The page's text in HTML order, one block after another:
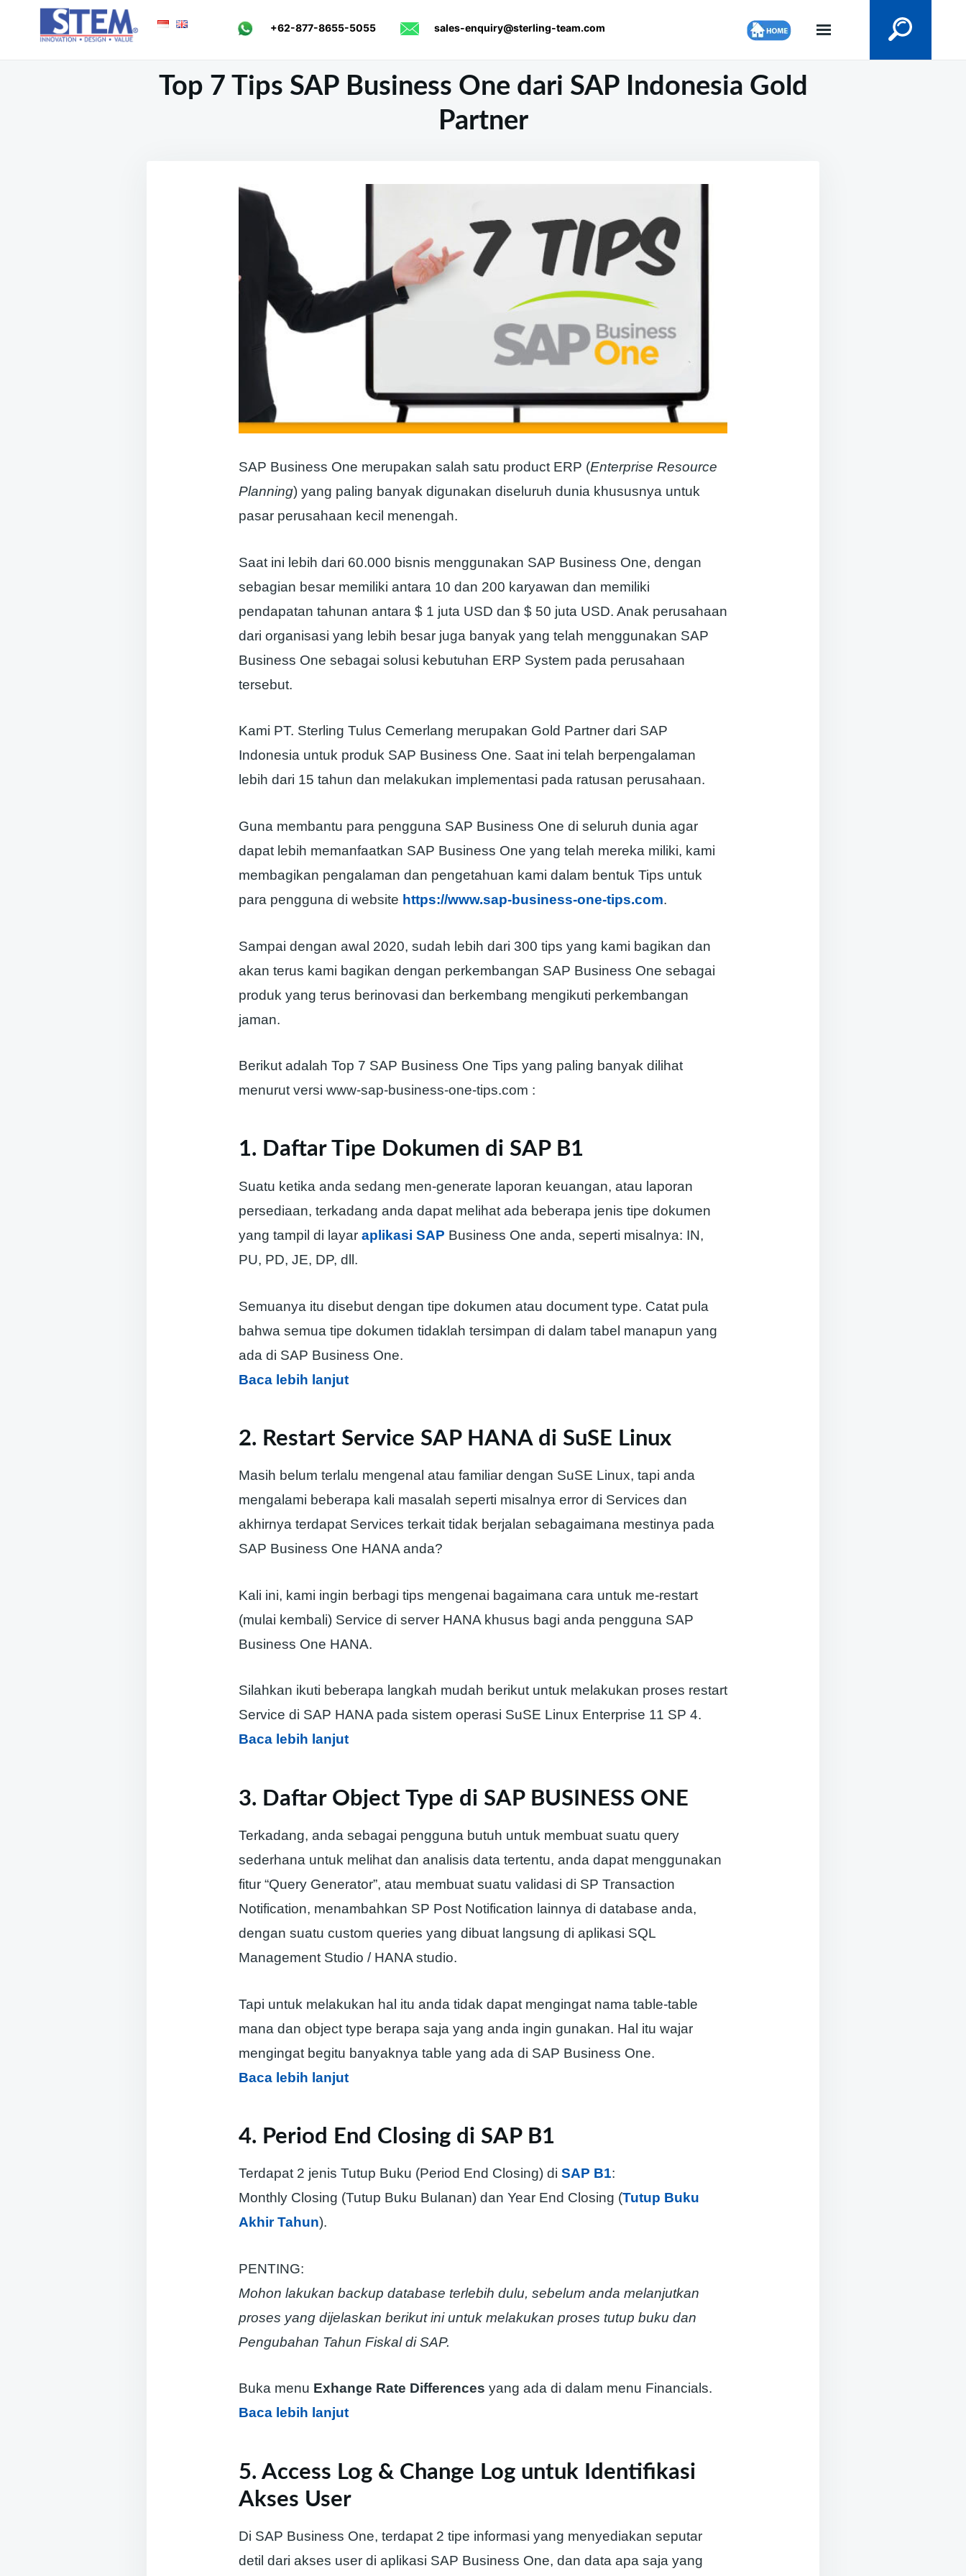
Search
for:
+62-877-8655-5055 sales-enquiry@sterling-team.com
Top 7 Tips SAP Business One dari SAP Indonesia Gold
Partner
SAP Business One merupakan salah satu product ERP (Enterprise Resource
Planning) yang paling banyak digunakan diseluruh dunia khususnya untuk
pasar perusahaan kecil menengah.
Saat ini lebih dari 60.000 bisnis menggunakan SAP Business One, dengan
sebagian besar memiliki antara 10 dan 200 karyawan dan memiliki
pendapatan tahunan antara $ 1 juta USD dan $ 50 juta USD. Anak perusahaan
dari organisasi yang lebih besar juga banyak yang telah menggunakan SAP
Business One sebagai solusi kebutuhan ERP System pada perusahaan
tersebut.
Kami PT. Sterling Tulus Cemerlang merupakan Gold Partner dari SAP
Indonesia untuk produk SAP Business One. Saat ini telah berpengalaman
lebih dari 15 tahun dan melakukan implementasi pada ratusan perusahaan.
Guna membantu para pengguna SAP Business One di seluruh dunia agar
dapat lebih memanfaatkan SAP Business One yang telah mereka miliki, kami
membagikan pengalaman dan pengetahuan kami dalam bentuk Tips untuk
para pengguna di website https://www.sap-business-one-tips.com.
Sampai dengan awal 2020, sudah lebih dari 300 tips yang kami bagikan dan
akan terus kami bagikan dengan perkembangan SAP Business One sebagai
produk yang terus berinovasi dan berkembang mengikuti perkembangan
jaman.
Berikut adalah Top 7 SAP Business One Tips yang paling banyak dilihat
menurut versi www-sap-business-one-tips.com :
1. Daftar Tipe Dokumen di SAP B1
Suatu ketika anda sedang men-generate laporan keuangan, atau laporan
persediaan, terkadang anda dapat melihat ada beberapa jenis tipe dokumen
yang tampil di layar aplikasi SAP Business One anda, seperti misalnya: IN,
PU, PD, JE, DP, dll.
Semuanya itu disebut dengan tipe dokumen atau document type. Catat pula
bahwa semua tipe dokumen tidaklah tersimpan di dalam tabel manapun yang
ada di SAP Business One.
Baca lebih lanjut
2. Restart Service SAP HANA di SuSE Linux
Masih belum terlalu mengenal atau familiar dengan SuSE Linux, tapi anda
mengalami beberapa kali masalah seperti misalnya error di Services dan
akhirnya terdapat Services terkait tidak berjalan sebagaimana mestinya pada
SAP Business One HANA anda?
Kali ini, kami ingin berbagi tips mengenai bagaimana cara untuk me-restart
(mulai kembali) Service di server HANA khusus bagi anda pengguna SAP
Business One HANA.
Silahkan ikuti beberapa langkah mudah berikut untuk melakukan proses restart
Service di SAP HANA pada sistem operasi SuSE Linux Enterprise 11 SP 4.
Baca lebih lanjut
3. Daftar Object Type di SAP BUSINESS ONE
Terkadang, anda sebagai pengguna butuh untuk membuat suatu query
sederhana untuk melihat dan analisis data tertentu, anda dapat menggunakan
fitur “Query Generator”, atau membuat suatu validasi di SP Transaction
Notification, menambahkan SP Post Notification lainnya di database anda,
dengan suatu custom queries yang dibuat langsung di aplikasi SQL
Management Studio / HANA studio.
Tapi untuk melakukan hal itu anda tidak dapat mengingat nama table-table
mana dan object type berapa saja yang anda ingin gunakan. Hal itu wajar
mengingat begitu banyaknya table yang ada di SAP Business One.
Baca lebih lanjut
4. Period End Closing di SAP B1
Terdapat 2 jenis Tutup Buku (Period End Closing) di SAP B1:
Monthly Closing (Tutup Buku Bulanan) dan Year End Closing (Tutup Buku
Akhir Tahun).
PENTING:
Mohon lakukan backup database terlebih dulu, sebelum anda melanjutkan
proses yang dijelaskan berikut ini untuk melakukan proses tutup buku dan
Pengubahan Tahun Fiskal di SAP.
Buka menu Exhange Rate Differences yang ada di dalam menu Financials.
Baca lebih lanjut
5. Access Log & Change Log untuk Identifikasi
Akses User
Di SAP Business One, terdapat 2 tipe informasi yang menyediakan seputar
detil dari akses user di aplikasi SAP Business One, dan data apa saja yang